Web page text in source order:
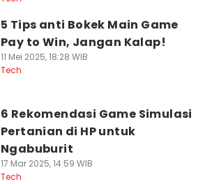
5 Tips anti Bokek Main Game
Pay to Win, Jangan Kalap!
11 Mei 2025, 18:28 WIB
Tech
6 Rekomendasi Game Simulasi
Pertanian di HP untuk
Ngabuburit
17 Mar 2025, 14:59 WIB
Tech